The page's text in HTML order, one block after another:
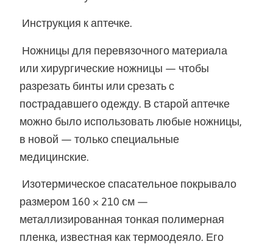
Инструкция к аптечке.
Ножницы для перевязочного материала
или хирургические ножницы — чтобы
разрезать бинты или срезать с
пострадавшего одежду. В старой аптечке
можно было использовать любые ножницы,
в новой — только специальные
медицинские.
Изотермическое спасательное покрывало
размером 160 × 210 см —
металлизированная тонкая полимерная
пленка, известная как термоодеяло. Его